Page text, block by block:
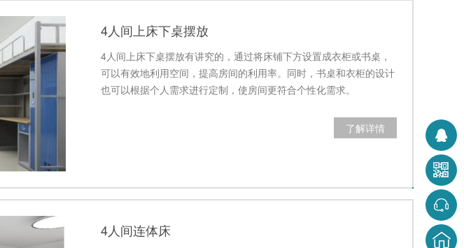
4人间上床下桌摆放
4人间上床下桌摆放有讲究的，通过将床铺下方设置成衣柜或书桌，
可以有效地利用空间，提高房间的利用率。同时，书桌和衣柜的设计
也可以根据个人需求进行定制，使房间更符合个性化需求。
了解详情
4人间连体床